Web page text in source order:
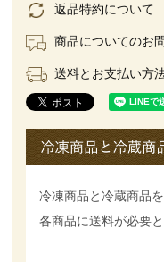
返品特約について
商品についてのお
送料とお支払い方
冷凍商品と冷蔵商品
各商品に送料が必要